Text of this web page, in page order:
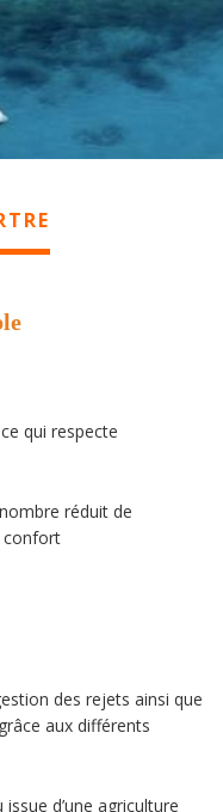
qui respecte
réduit de
confort
des rejets ainsi que
aux différents
d’une agriculture